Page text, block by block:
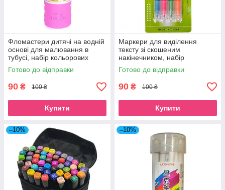
Фломастери дитячі на водній
основі для малювання в
тубусі, набір кольорових
фломастерів 12 кольорів для
школи рожевий
Готово до відправки
90 ₴ 100 ₴
Купити
Маркери для виділення
тексту зі скошеним
накінечником, набір
двосторонніх
флуоресцентних неонових
текстмаркерів 4 шт. в упаковці
Готово до відправки
90 ₴ 100 ₴
Купити
–10% –10%